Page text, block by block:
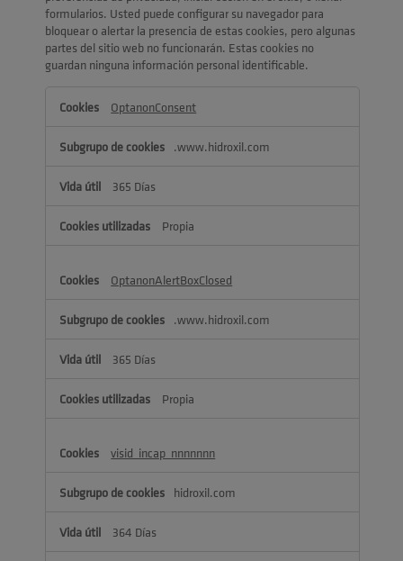
formularios. Usted puede configurar su navegador para
bloquear o alertar la presencia de estas cookies, pero algunas
partes del sitio web no funcionarán. Estas cookies no
guardan ninguna información personal identificable.
estrictamenteOptanonConsent
.www.hidroxil.com
365 Días
Propia
OptanonAlertBoxClosed
.www.hidroxil.com
365 Días
Propia
visid_incap_nnnnnnn
hidroxil.com
364 Días